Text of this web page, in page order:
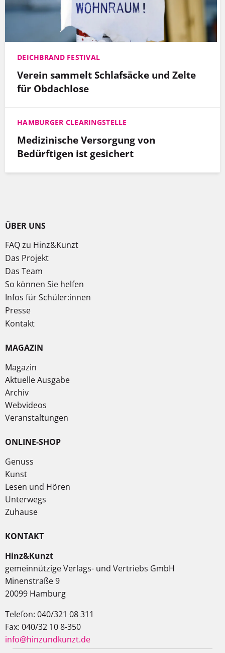
DEICHBRAND FESTIVAL
Verein sammelt Schlafsäcke und Zelte
für Obdachlose
HAMBURGER CLEARINGSTELLE
Medizinische Versorgung von
Bedürftigen ist gesichert
ÜBER UNS
FAQ zu Hinz&Kunzt
Das Projekt
Das Team
So können Sie helfen
Infos für Schüler:innen
Presse
Kontakt
MAGAZIN
Magazin
Aktuelle Ausgabe
Archiv
Webvideos
Veranstaltungen
ONLINE-SHOP
Genuss
Kunst
Lesen und Hören
Unterwegs
Zuhause
KONTAKT
Hinz&Kunzt
gemeinnützige Verlags- und Vertriebs GmbH
Minenstraße 9
20099 Hamburg
Telefon: 040/321 08 311
Fax: 040/32 10 8-350
info@hinzundkunzt.de